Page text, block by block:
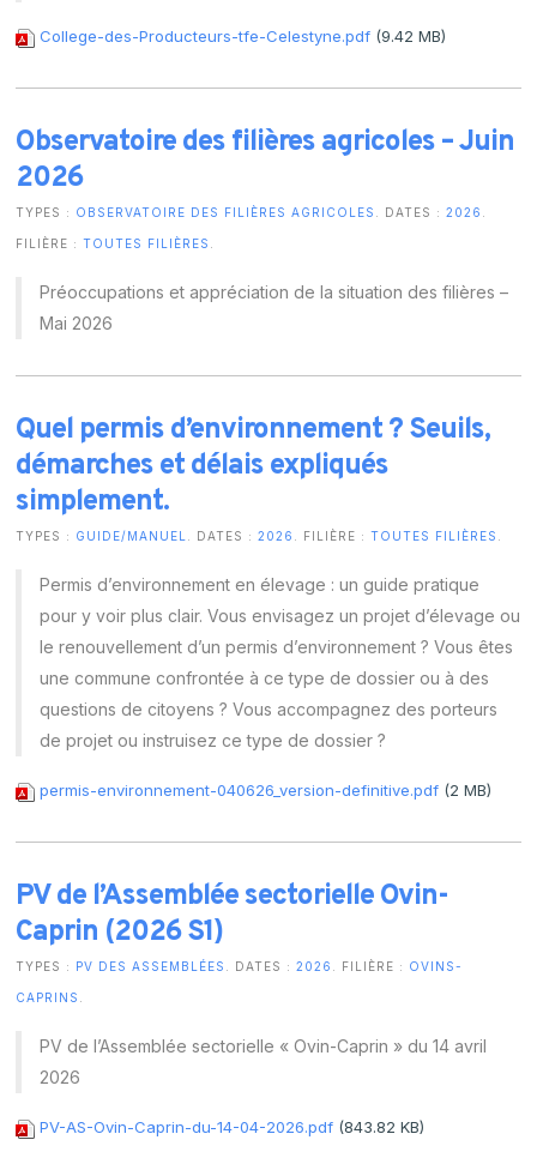
College-des-Producteurs-tfe-Celestyne.pdf (9.42 MB)
Observatoire des filières agricoles – Juin
2026
TYPES : OBSERVATOIRE DES FILIÈRES AGRICOLES . DATES :2026
FILIÈRE :TOUTES FILIÈRES
Préoccupations et appréciation de la situation des filières –
Mai 2026
Quel permis d’environnement ? Seuils,
démarches et délais expliqués
simplement.
TYPES : GUIDE/MANUEL . DATES :2026 . FILIÈRE :TOUTES FILIÈRES
Permis d’environnement en élevage : un guide pratique
pour y voir plus clair. Vous envisagez un projet d’élevage ou
le renouvellement d’un permis d’environnement ? Vous êtes
une commune confrontée à ce type de dossier ou à des
questions de citoyens ? Vous accompagnez des porteurs
de projet ou instruisez ce type de dossier ?
permis-environnement-040626_version-definitive.pdf (2 MB)
PV de l’Assemblée sectorielle Ovin-
Caprin (2026 S1)
TYPES : PV DES ASSEMBLÉES . DATES :2026 . FILIÈRE : OVINS-
CAPRINS
PV de l’Assemblée sectorielle « Ovin-Caprin » du 14 avril
2026
PV-AS-Ovin-Caprin-du-14-04-2026.pdf (843.82 KB)